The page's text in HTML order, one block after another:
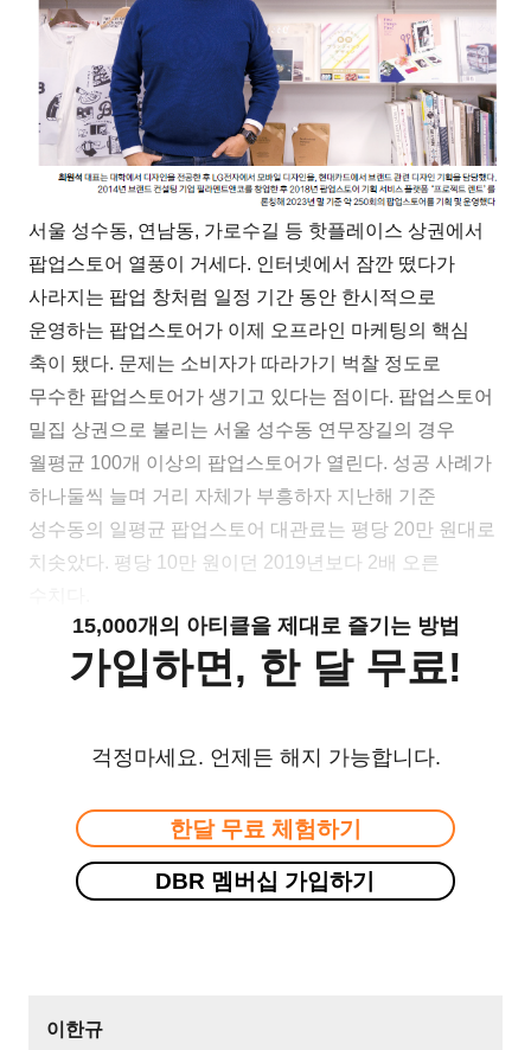
서울 성수동, 연남동, 가로수길 등 핫플레이스 상권에서
팝업스토어 열풍이 거세다. 인터넷에서 잠깐 떴다가
사라지는 팝업 창처럼 일정 기간 동안 한시적으로
운영하는 팝업스토어가 이제 오프라인 마케팅의 핵심
축이 됐다. 문제는 소비자가 따라가기 벅찰 정도로
무수한 팝업스토어가 생기고 있다는 점이다. 팝업스토어
밀집 상권으로 불리는 서울 성수동 연무장길의 경우
월평균 100개 이상의 팝업스토어가 열린다. 성공 사례가
하나둘씩 늘며 거리 자체가 부흥하자 지난해 기준
성수동의 일평균 팝업스토어 대관료는 평당 20만 원대로
치솟았다. 평당 10만 원이던 2019년보다 2배 오른
15,000개의 아티클을 제대로 즐기는 방법
가입하면, 한 달 무료!
걱정마세요. 언제든 해지 가능합니다.
한달 무료 체험하기
DBR 멤버십 가입하기
이한규